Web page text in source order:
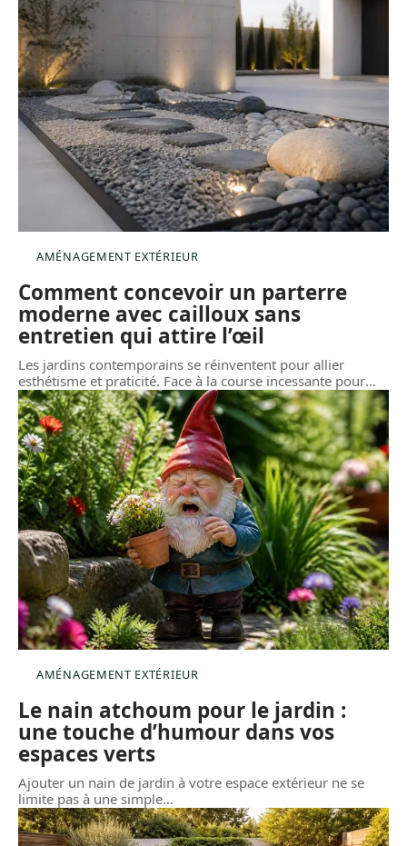
AMÉNAGEMENT EXTÉRIEUR
Comment concevoir un parterre
moderne avec cailloux sans
entretien qui attire l’œil
Les jardins contemporains se réinventent pour allier
esthétisme et praticité. Face à la course incessante pour…
AMÉNAGEMENT EXTÉRIEUR
Le nain atchoum pour le jardin :
une touche d’humour dans vos
espaces verts
Ajouter un nain de jardin à votre espace extérieur ne se
limite pas à une simple…